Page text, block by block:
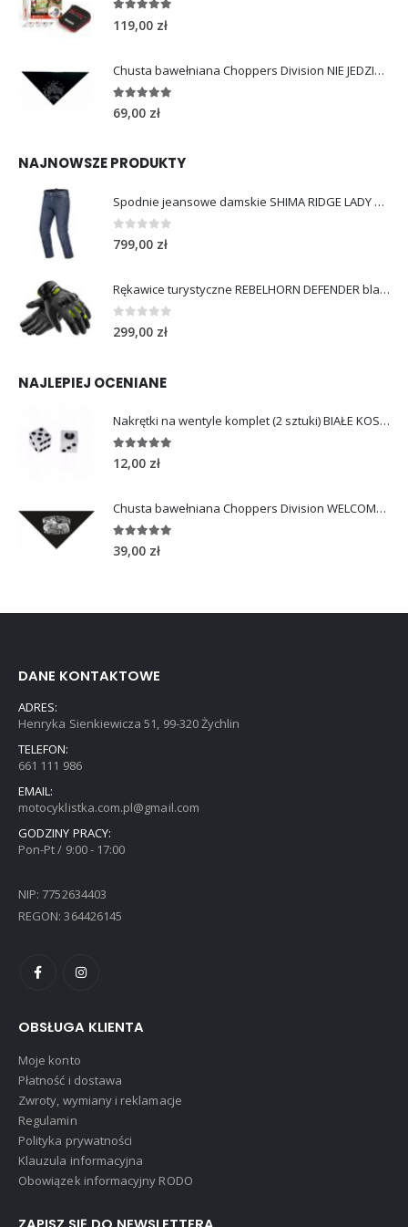
out of 5
119,00 zł
Chusta bawełniana Choppers Division NIE JEDZIESZ NIE ŻYJESZ
out of 5
69,00 zł
NAJNOWSZE PRODUKTY
Spodnie jeansowe damskie SHIMA RIDGE LADY blue
out of 5
799,00 zł
Rękawice turystyczne REBELHORN DEFENDER black yellow fluo
out of 5
299,00 zł
NAJLEPIEJ OCENIANE
Nakrętki na wentyle komplet (2 sztuki) BIAŁE KOSTKI
5.00out of 5
12,00 zł
Chusta bawełniana Choppers Division WELCOME TO HEAVEN
5.00out of 5
39,00 zł
DANE KONTAKTOWE
ADRES:
Henryka Sienkiewicza 51, 99-320 Żychlin
TELEFON:
661 111 986
EMAIL:
motocyklistka.com.pl@gmail.com
GODZINY PRACY:
Pon-Pt / 9:00 - 17:00
NIP: 7752634403
REGON: 364426145
OBSŁUGA KLIENTA
Moje konto
Płatność i dostawa
Zwroty, wymiany i reklamacje
Regulamin
Polityka prywatności
Klauzula informacyjna
Obowiązek informacyjny RODO